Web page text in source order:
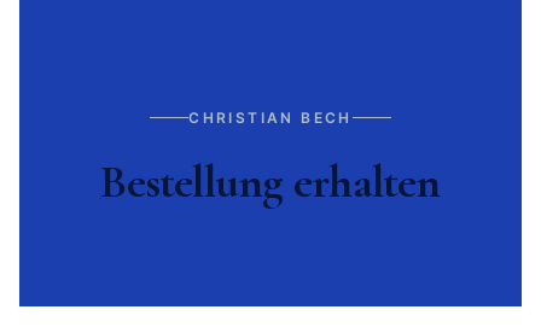
CHRISTIAN BECH
Bestellung erhalten